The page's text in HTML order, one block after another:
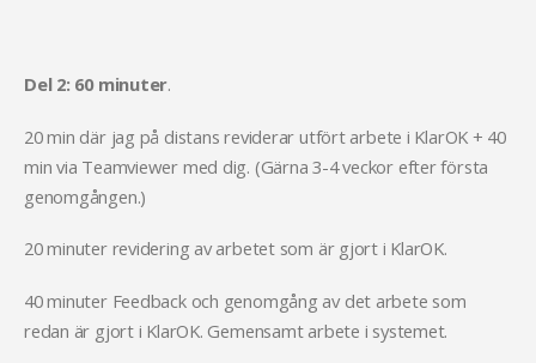
Del 2: 60 minuter.
20 min där jag på distans reviderar utfört arbete i KlarOK + 40
min via Teamviewer med dig. (Gärna 3-4 veckor efter första
genomgången.)
20 minuter revidering av arbetet som är gjort i KlarOK.
40 minuter Feedback och genomgång av det arbete som
redan är gjort i KlarOK. Gemensamt arbete i systemet.